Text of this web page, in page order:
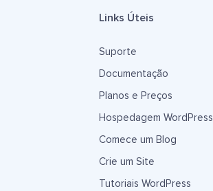
Links Úteis
Suporte
Documentação
Planos e Preços
Hospedagem WordPress
Comece um Blog
Crie um Site
Tutoriais WordPress